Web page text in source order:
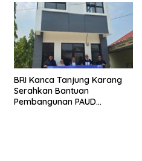
Mesuji
BRI Kanca Tanjung Karang
Serahkan Bantuan
Pembangunan PAUD